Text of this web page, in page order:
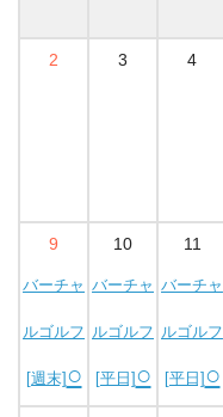
2 3 4
9
バーチャ
ルゴルフ
[週末] ○
10
バーチャ
ルゴルフ
[平日] ○
11
バーチャ
ルゴルフ
[平日] ○